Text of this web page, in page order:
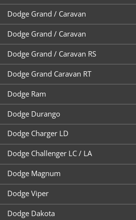
Dodge Grand / Caravan
Dodge Grand / Caravan
Dodge Grand / Caravan RS
Dodge Grand Caravan RT
Dodge Ram
Dodge Durango
Dodge Charger LD
Dodge Challenger LC / LA
Dodge Magnum
Dodge Viper
Dodge Dakota